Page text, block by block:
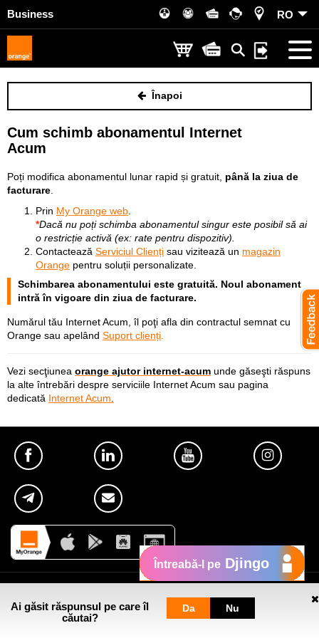
Business RO
Înapoi
Cum schimb abonamentul Internet
Acum
Poți modifica abonamentul lunar rapid și gratuit, până la ziua de
facturare
Prin My Orange web
*Dacă nu poți schimba abonamentul singur este posibil să ai
o restricție activă (ex: rate pentru dispozitiv).
Contactează Serviciul Clienți sau vizitează un magazin
Orange pentru soluții personalizate.
Schimbarea abonamentului este gratuită. Noul abonament
intră în vigoare din ziua de facturare.
Numărul tău Internet Acum, îl poţi afla din contractul semnat cu
Orange sau apelând Suport clienți
Vezi secţiunea orange ajutor internet-acum unde găseşti răspuns
la alte întrebări despre serviciile Internet Acum sau pagina
dedicată Internet Acum
Ai găsit răspunsul pe care îl
căutai?
Da Nu
Despre Orange Moldova
Întreabă-l pe Djingo